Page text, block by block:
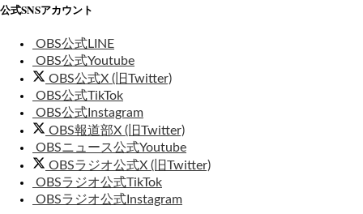
公式SNSアカウント
OBS公式LINE
OBS公式Youtube
OBS公式X (旧Twitter)
OBS公式TikTok
OBS公式Instagram
OBS報道部X (旧Twitter)
OBSニュース公式Youtube
OBSラジオ公式X (旧Twitter)
OBSラジオ公式TikTok
OBSラジオ公式Instagram